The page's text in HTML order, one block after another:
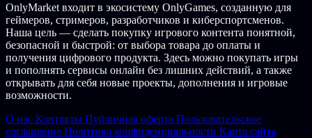
OnlyMarket входит в экосистему OnlyGames, созданную для
геймеров, стримеров, разработчиков и киберспортсменов.
Наша цель — сделать покупку игрового контента понятной,
безопасной и быстрой: от выбора товара до оплаты и
получения цифрового продукта. Здесь можно покупать игры
и пополнять сервисы онлайн без лишних действий, а также
открывать для себя новые проекты, дополнения и игровые
возможности.
О нас Контакты Публичная оферта Пользовательское
соглашение Политика конфиденциальности Карта сайта